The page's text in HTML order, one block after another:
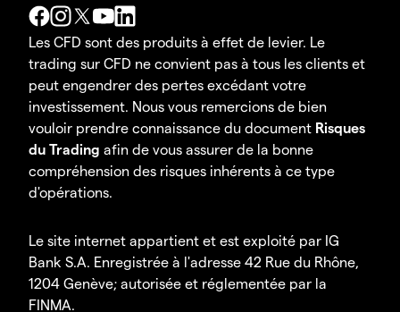
Les CFD sont des produits à effet de levier. Le
trading sur CFD ne convient pas à tous les clients et
peut engendrer des pertes excédant votre
investissement. Nous vous remercions de bien
vouloir prendre connaissance du document Risques
du Trading afin de vous assurer de la bonne
compréhension des risques inhérents à ce type
d'opérations.
Le site internet appartient et est exploité par IG
Bank S.A. Enregistrée à l'adresse 42 Rue du Rhône,
1204 Genève; autorisée et réglementée par la
FINMA.